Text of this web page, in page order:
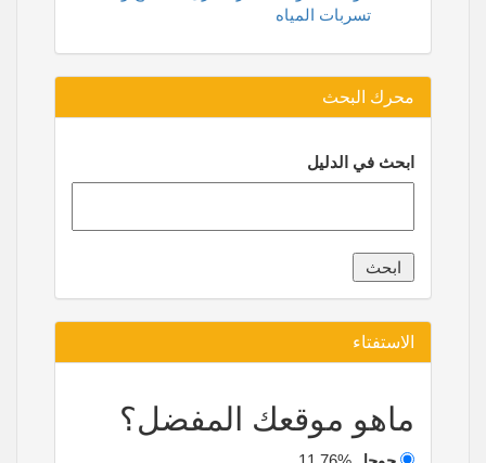
تسربات المياه
محرك البحث
ابحث في الدليل
الاستفتاء
ماهو موقعك المفضل؟